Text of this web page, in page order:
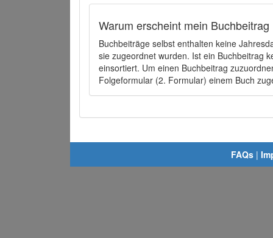
Warum erscheint mein
Buchbeiträge selbst enthalten keine
sie zugeordnet wurden. Ist ein Buchbeitrag
einsortiert. Um einen Buchbeitrag
Folgeformular (2. Formular) einem Buch
FAQs |